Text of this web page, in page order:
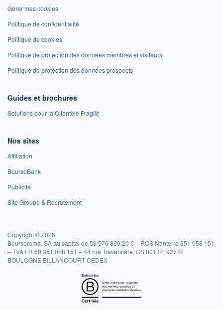
Gérer mes cookies
Politique de confidentialité
Politique de cookies
Politique de protection des données membres et visiteurs
Politique de protection des données prospects
Guides et brochures
Solutions pour la Clientèle Fragile
Nos sites
Affiliation
BoursoBank
Publicité
Site Groupe & Recrutement
Copyright © 2026
Boursorama, SA au capital de 53 576 889,20 € – RCS Nanterre 351 058 151
– TVA FR 69 351 058 151 – 44 rue Traversière, CS 80134, 92772
BOULOGNE BILLANCOURT CEDEX